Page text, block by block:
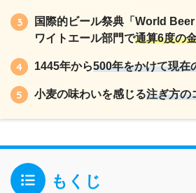
国際的ビール祭典「World Beer
ワイトエール部門で通算6度の
1445年から500年をかけて現在
小麦の味わいを感じる注ぎ方の
もくじ